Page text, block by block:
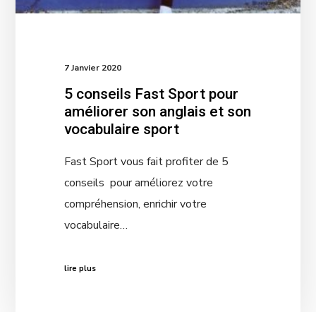
7 Janvier 2020
5 conseils Fast Sport pour
améliorer son anglais et son
vocabulaire sport
Fast Sport vous fait profiter de 5
conseils pour améliorez votre
compréhension, enrichir votre
vocabulaire…
lire plus